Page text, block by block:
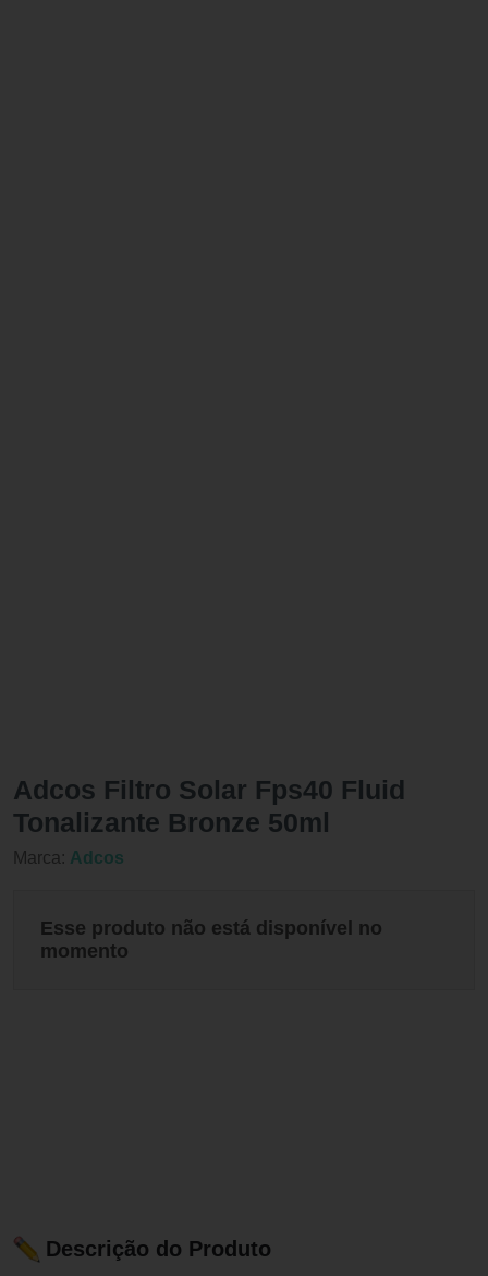
Adcos Filtro Solar Fps40 Fluid
Tonalizante Bronze 50ml
Marca: Adcos
Esse produto não está disponível no
momento
Descrição do Produto